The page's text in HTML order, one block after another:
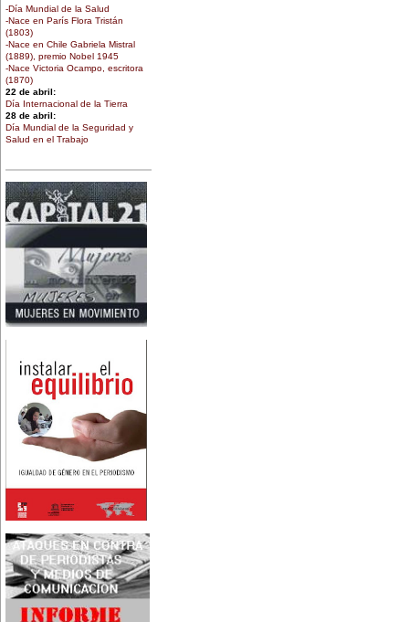
-Día Mundial de la Salud
-Nace en París Flora Tristán
(1803)
-Nace en Chile Gabriela Mistral
(1889), premio Nobel 1945
-Nace Victoria Ocampo, escritora
(1870)
22 de abril:
Día Internacional de la Tierra
28 de abril:
Día Mundial de la Seguridad y
Salud en el Trabajo
EFEMÉRIDES DE MARZO
1 de marzo:
Nace en Santiago, Chile, la
escritora Mercedes Valenzuela
Alvarez (1924-1993), más
conocida como Mercedes
Valdivieso. En 1961 publica 'La
Brecha', considerada como la
primera novela feminista de
Latinoamérica.
4 de marzo:
En México muere Adelina
Zendejas (1909-1993), periodista,
derechos de las mujeres.
5 de marzo:
En Dijon fallece Gabrielle Suchon
(1703), notable filósofa francesa,
autora del Tratado de la moral y
de la política (1693), la primera
obra explícitamente filosófica
escrita por una mujer en el
8 de marzo:
nace Juana Fernández Morales
(1895-1980), poeta conocida
Ibarbourou, o 'Juana de América'.
Se la considera una de las figuras
clave de la poesía
hispanoamericana
contemporánea.
14 de marzo:
Nace, en la Ciudad de México,